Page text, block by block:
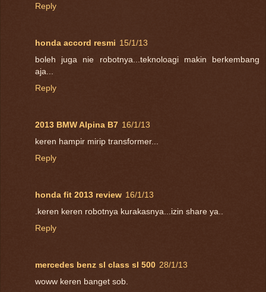
Reply
honda accord resmi 15/1/13
boleh juga nie robotnya...teknoloagi makin berkembang
aja...
Reply
2013 BMW Alpina B7 16/1/13
keren hampir mirip transformer...
Reply
honda fit 2013 review 16/1/13
.keren keren robotnya kurakasnya...izin share ya..
Reply
mercedes benz sl class sl 500 28/1/13
woww keren banget sob.